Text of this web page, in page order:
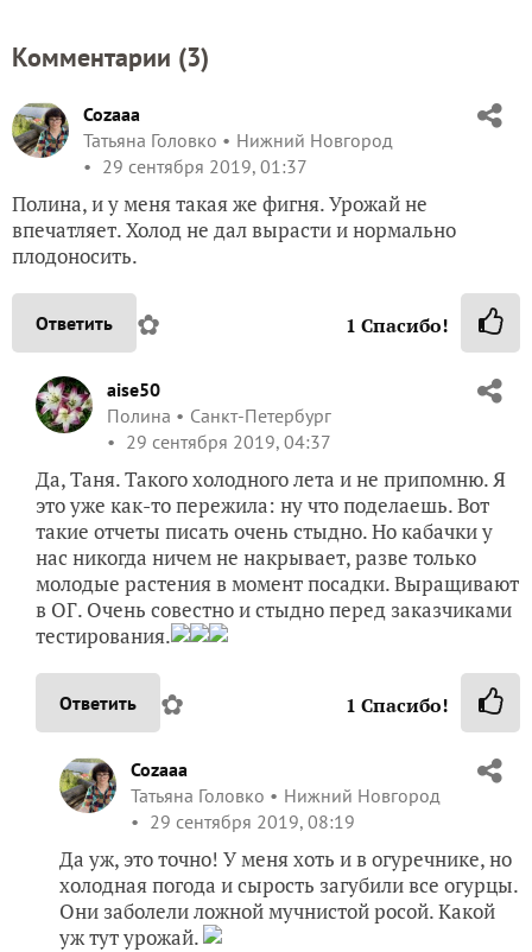
Комментарии (3)
Cozaaa
Татьяна Головко
Нижний Новгород
29 сентября 2019, 01:37
Полина, и у меня такая же фигня. Урожай не
впечатляет. Холод не дал вырасти и нормально
плодоносить.
Ответить ✿ 1 Спасибо!
aise50
Полина
Санкт-Петербург
29 сентября 2019, 04:37
Да, Таня. Такого холодного лета и не припомню. Я
это уже как-то пережила: ну что поделаешь. Вот
такие отчеты писать очень стыдно. Но кабачки у
нас никогда ничем не накрывает, разве только
молодые растения в момент посадки. Выращивают
в ОГ. Очень совестно и стыдно перед заказчиками
тестирования.
Ответить ✿ 1 Спасибо!
Cozaaa
Татьяна Головко
Нижний Новгород
29 сентября 2019, 08:19
Да уж, это точно! У меня хоть и в огуречнике, но
холодная погода и сырость загубили все огурцы.
Они заболели ложной мучнистой росой. Какой
уж тут урожай.